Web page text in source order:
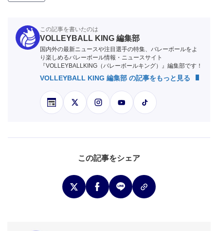
この記事を書いたのは
VOLLEYBALL KING 編集部
国内外の最新ニュースや注目選手の特集、バレーボールをよ
り楽しめるバレーボール情報・ニュースサイト
『VOLLEYBALLKING（バレーボールキング）』編集部です！
VOLLEYBALL KING 編集部 の記事をもっと見る
この記事をシェア